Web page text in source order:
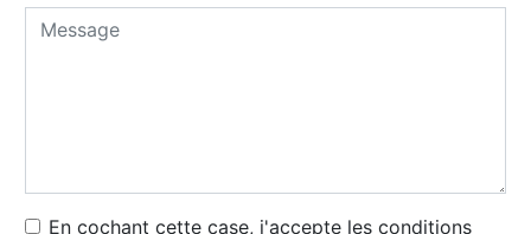
En cochant cette case, j'accepte les conditions